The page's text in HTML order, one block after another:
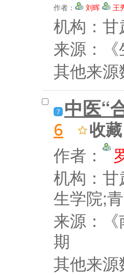
作者： 刘晖 王
机构：
来源：
其他来
7 中医“
6 收藏
作者：
机构：
生学院;
来源：
期
其他来